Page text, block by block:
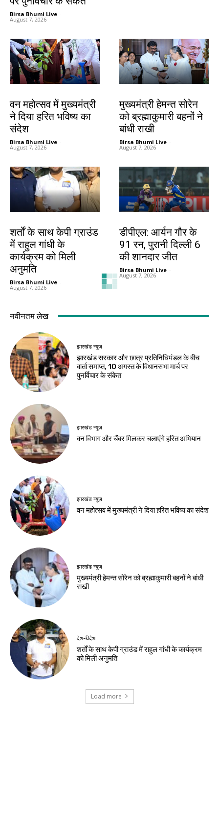
Birsa Bhumi Live -
August 7, 2026
वन महोत्सव में मुख्यमंत्री
ने दिया हरित भविष्य का
संदेश
Birsa Bhumi Live -
August 7, 2026
मुख्यमंत्री हेमन्त सोरेन
को ब्रह्माकुमारी बहनों ने
बांधी राखी
Birsa Bhumi Live -
August 7, 2026
शर्तों के साथ केपी ग्राउंड
में राहुल गांधी के
कार्यक्रम को मिली
अनुमति
Birsa Bhumi Live -
August 7, 2026
डीपीएल: आर्यन गौर के
91 रन, पुरानी दिल्ली 6
की शानदार जीत
Birsa Bhumi Live -
August 7, 2026
देश-विदेश
ईरान के केशम द्वीप के
पास धमाकों से बढ़ा तनाव,
बढ़ी चिंता
Birsa Bhumi Live
August 7, 2026
देश-विदेश
प्रधानमंत्री मोदी ने साझा
देश-विदेश
छिंदवाड़ा से आज शुरू
होगा मुख्यमंत्री जन-
विश्वास अभियान
Birsa Bhumi Live
August 7, 2026
नवीनतम लेख
वार्ता समाप्त, 10 अगस्त के विधानसभा मार्च पर
पुनर्विचार के संकेत
झारखंड न्यूज़
वन विभाग और चैंबर मिलकर चलाएंगे हरित अभियान